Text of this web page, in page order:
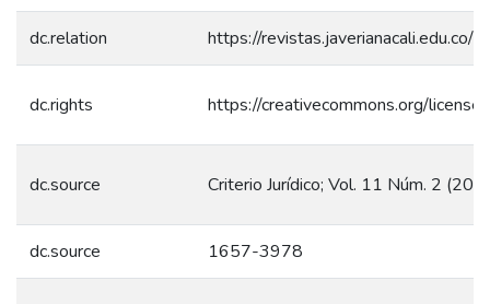
dc.relation https://
dc.rights https://creativecommons.org/
dc.source Criterio Jurídico; Vol. 11 Núm. 2
dc.source 1657-3978